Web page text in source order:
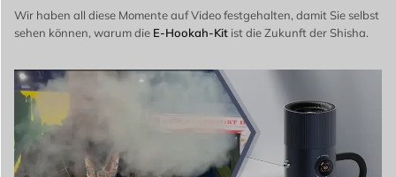
Wir haben all diese Momente auf Video festgehalten, damit Sie selbst
sehen können, warum die E-Hookah-Kit ist die Zukunft der Shisha.